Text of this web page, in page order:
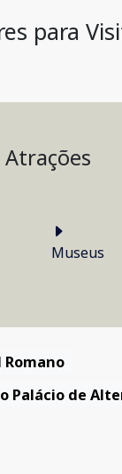
para
Atrações
Museus
Romano
Palácio de